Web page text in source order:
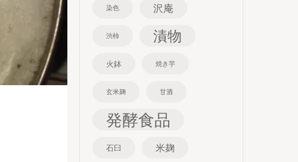
染色 沢庵
渋柿 漬物
火鉢 焼き芋
玄米麹 甘酒
発酵食品
石臼 米麹